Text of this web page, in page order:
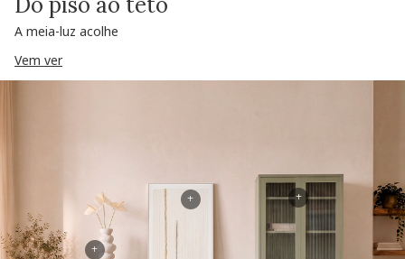
A meia-luz acolhe
Vem ver
+
+
+